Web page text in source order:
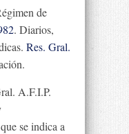
de
. Diarios,
Res. Gral.
A.F.I.P.
se indica a